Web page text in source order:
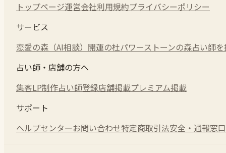
トップページ運営会社利用規約プライバシーポリシー
サービス
恋愛の森（AI相談） 開運の杜パワーストーンの森占い師
占い師・店舗の方へ
集客LP制作占い師登録店舗掲載プレミアム掲載
サポート
ヘルプセンターお問い合わせ特定商取引法安全・通報窓口